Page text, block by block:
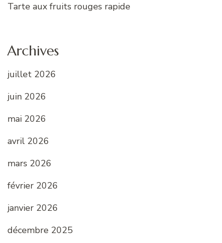
Tarte aux fruits rouges rapide
Archives
juillet 2026
juin 2026
mai 2026
avril 2026
mars 2026
février 2026
janvier 2026
décembre 2025